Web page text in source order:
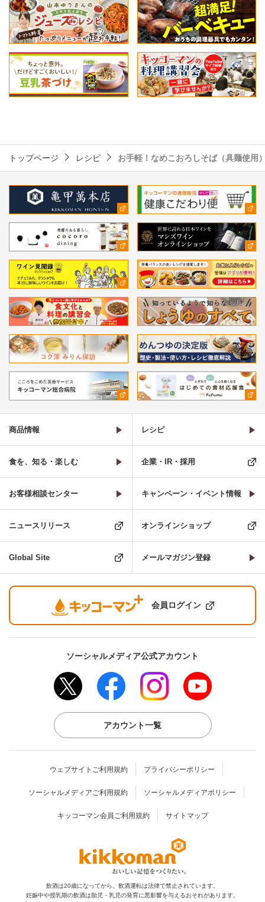
トップページ レシピ お手軽！なめこおろしそば（具麺使用
商品情報 レシピ
食を、知る・楽しむ 企業・IR・採用
お客様相談センター キャンペーン・イベント情報
ニュースリリース オンラインショップ
Global Site メールマガジン登録
会員ログイン
ソーシャルメディア公式アカウント
アカウント一覧
ウェブサイトご利用規約 プライバシーポリシー
ソーシャルメディアご利用規約 ソーシャルメディアポリシー
キッコーマン会員ご利用規約 サイトマップ
飲酒は20歳になってから。飲酒運転は法律で禁止されています。
妊娠中や授乳期の飲酒は胎児・乳児の発育に悪影響を与えるおそれがあります。